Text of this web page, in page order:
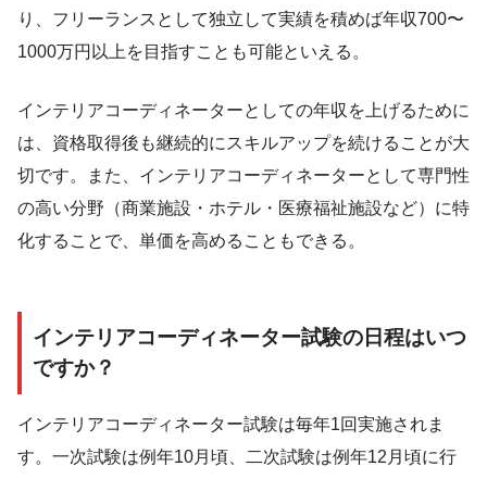
り、フリーランスとして独立して実績を積めば年収700〜
1000万円以上を目指すことも可能といえる。
インテリアコーディネーターとしての年収を上げるために
は、資格取得後も継続的にスキルアップを続けることが大
切です。また、インテリアコーディネーターとして専門性
の高い分野（商業施設・ホテル・医療福祉施設など）に特
化することで、単価を高めることもできる。
インテリアコーディネーター試験の日程はいつ
ですか？
インテリアコーディネーター試験は毎年1回実施されま
す。一次試験は例年10月頃、二次試験は例年12月頃に行